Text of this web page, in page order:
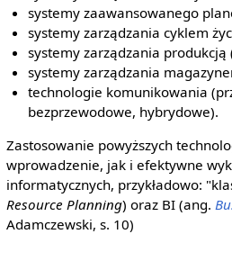
systemy zaawansowanego
systemy zarządzania cyklem
systemy zarządzania produkcją
systemy zarządzania
technologie komunikowania
bezprzewodowe, hybrydowe).
Zastosowanie powyższych
wprowadzenie, jak i efektywne
informatycznych, przykładowo:
Resource Planning) oraz BI (ang.
Adamczewski, s. 10)